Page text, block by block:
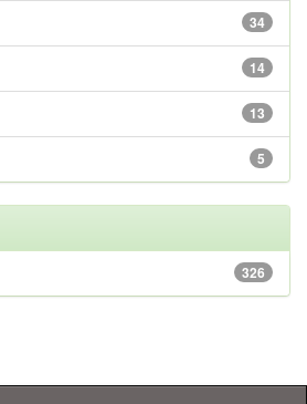
34
14
13
5
326